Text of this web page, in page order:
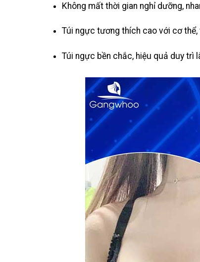
Không mất thời gian nghỉ dưỡng,
Túi ngực tương thích cao với cơ
Túi ngực bền chắc, hiệu quả duy trì